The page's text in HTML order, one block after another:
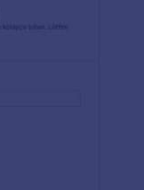
gibi güvenilir
İster
başlayın.